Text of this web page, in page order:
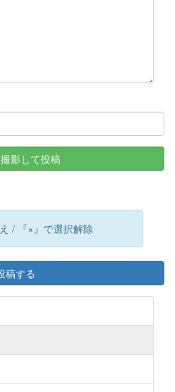
影して投稿
/ 『×』で選択解除
稿する